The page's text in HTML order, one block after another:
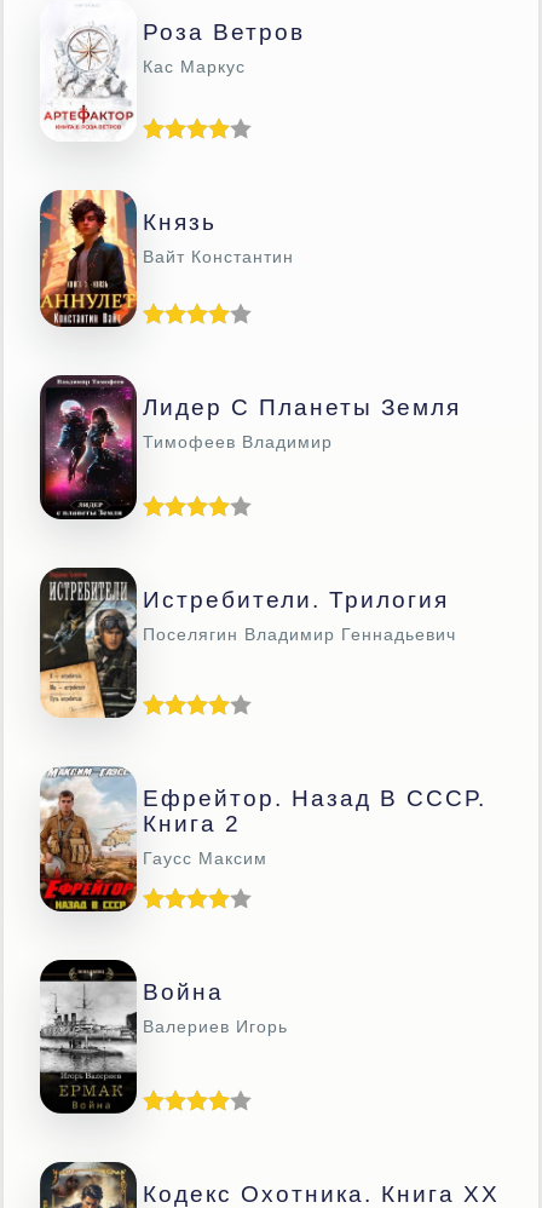
Роза Ветров
Кас Маркус
Князь
Вайт Константин
Лидер С Планеты Земля
Тимофеев Владимир
Истребители. Трилогия
Поселягин Владимир Геннадьевич
Ефрейтор. Назад В СССР.
Книга 2
Гаусс Максим
Война
Валериев Игорь
Кодекс Охотника. Книга XX